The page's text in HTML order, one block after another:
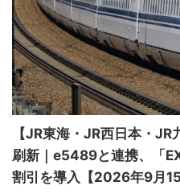
【JR東海・JR西日本・
刷新｜e5489と連携、「
割引を導入【2026年9月15